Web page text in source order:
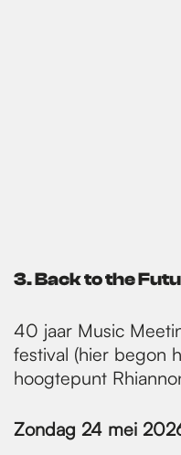
3. Back to the
40 jaar Music
festival (hier begon
hoogtepunt
Zondag 24 mei